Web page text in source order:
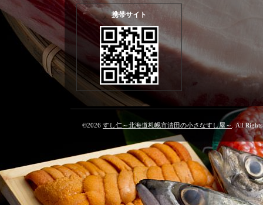
携帯サイト
©2026 すし仁～北海道札幌市清田の小さなすし屋～ . All